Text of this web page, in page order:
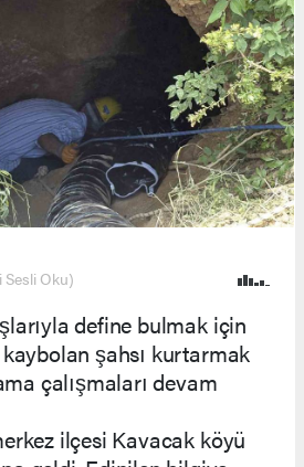
Sesli Oku)
define bulmak için
şahsı kurtarmak
çalışmaları devam
ilçesi Kavacak köyü